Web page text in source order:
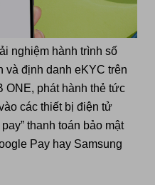
nghiệm hành trình số
và định danh eKYC trên
ONE, phát hành thẻ tức
các thiết bị điện tử
thanh toán bảo mật
Pay hay Samsung